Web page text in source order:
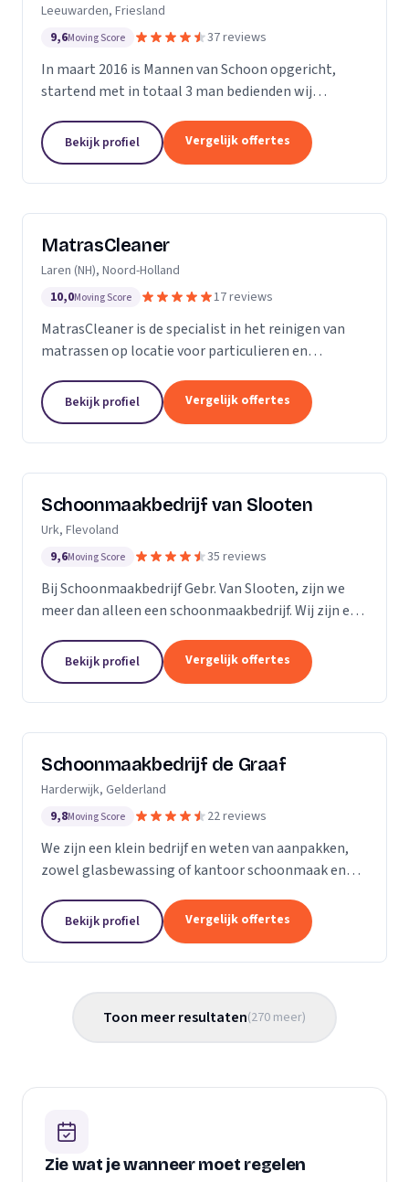
Leeuwarden, Friesland
9,6Moving Score 37 reviews
In maart 2016 is Mannen van Schoon opgericht,
startend met in totaal 3 man bedienden wij
specialistische schoonmaak groeide Mannen van
Schoon al snel uit...
Bekijk profiel Vergelijk offertes
MatrasCleaner
Laren (NH), Noord-Holland
10,0Moving Score 17 reviews
MatrasCleaner is de specialist in het reinigen van
matrassen op locatie voor particulieren en
desinfectie van de matrassen wordt alle vervuiling...
Bekijk profiel Vergelijk offertes
Schoonmaakbedrijf van Slooten
Urk, Flevoland
9,6Moving Score 35 reviews
Bij Schoonmaakbedrijf Gebr. Van Slooten, zijn we
meer dan alleen een schoonmaakbedrijf. Wij zijn een
om uw omgeving schoon, fris en gastvrij te...
Bekijk profiel Vergelijk offertes
Schoonmaakbedrijf de Graaf
Harderwijk, Gelderland
9,8Moving Score 22 reviews
We zijn een klein bedrijf en weten van aanpakken,
zowel glasbewassing of kantoor schoonmaak en
bedrijven waar schoon gemaakt moet worden is
voor ons...
Bekijk profiel Vergelijk offertes
Toon meer resultaten(270 meer)
Zie wat je wanneer moet regelen